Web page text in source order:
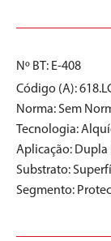
Nº BT: E-408
Código (A):
Norma:Sem
Tecnologia:
Aplicação: Dupla
Substrato:
Segmento: